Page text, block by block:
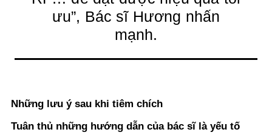
ưu”, Bác sĩ Hương nhấn
mạnh.
Những lưu ý sau khi tiêm chích
Tuân thủ những hướng dẫn của bác sĩ là yếu tố